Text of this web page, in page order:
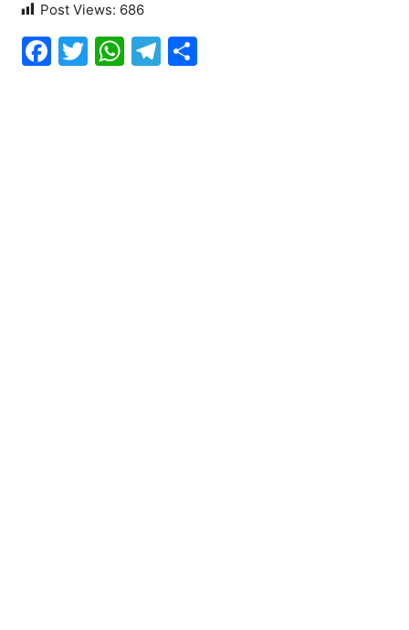
Post Views: 686
Facebook
Twitter
WhatsApp
Telegram